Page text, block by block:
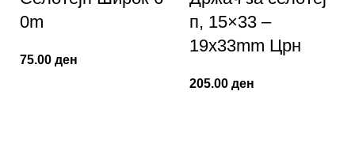
0m
75.00 ден
п, 15×33 –
19x33mm Црн
205.00 ден